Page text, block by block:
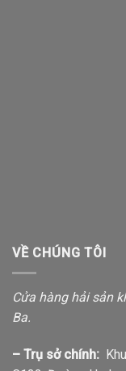
VỀ CHÚNG TÔI
Cửa hàng hải sản
Ba.
– Trụ sở chính: